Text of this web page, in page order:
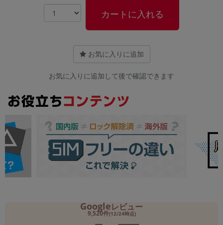
カートに入れる
お気に入りに追加
お気に入りに追加して後で確認できます
Googleレビュー
9,520件(12/24時点)